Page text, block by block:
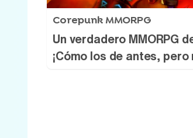
Corepunk MMORPG
Un verdadero MMORPG
¡Cómo los de antes, pero